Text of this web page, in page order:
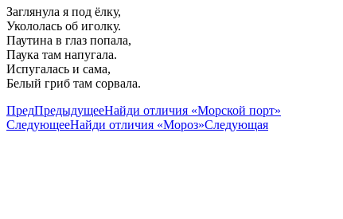
Заглянула я под ёлку,
Укололась об иголку.
Паутина в глаз попала,
Паука там напугала.
Испугалась и сама,
Белый гриб там сорвала.
ПредПредыдущееНайди отличия «Морской порт»
СледующееНайди отличия «Мороз»Следующая